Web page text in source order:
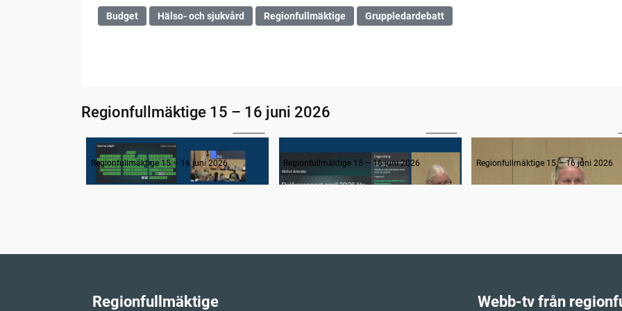
Budget Hälso- och sjukvård Regionfullmäktige Gruppledardebatt
Regionfullmäktige 15 – 16 juni 2026
1-3. Inledning
Regionfullmäktige 15 – 16 juni 2026
4. Delårsrapport april 2026 för Västra Götalandsregionen
Regionfullmäktige 15 – 16 juni 2026 Regionfullmäktige 15 – 16 juni 2026
Regionfullmäktige Webb-tv från